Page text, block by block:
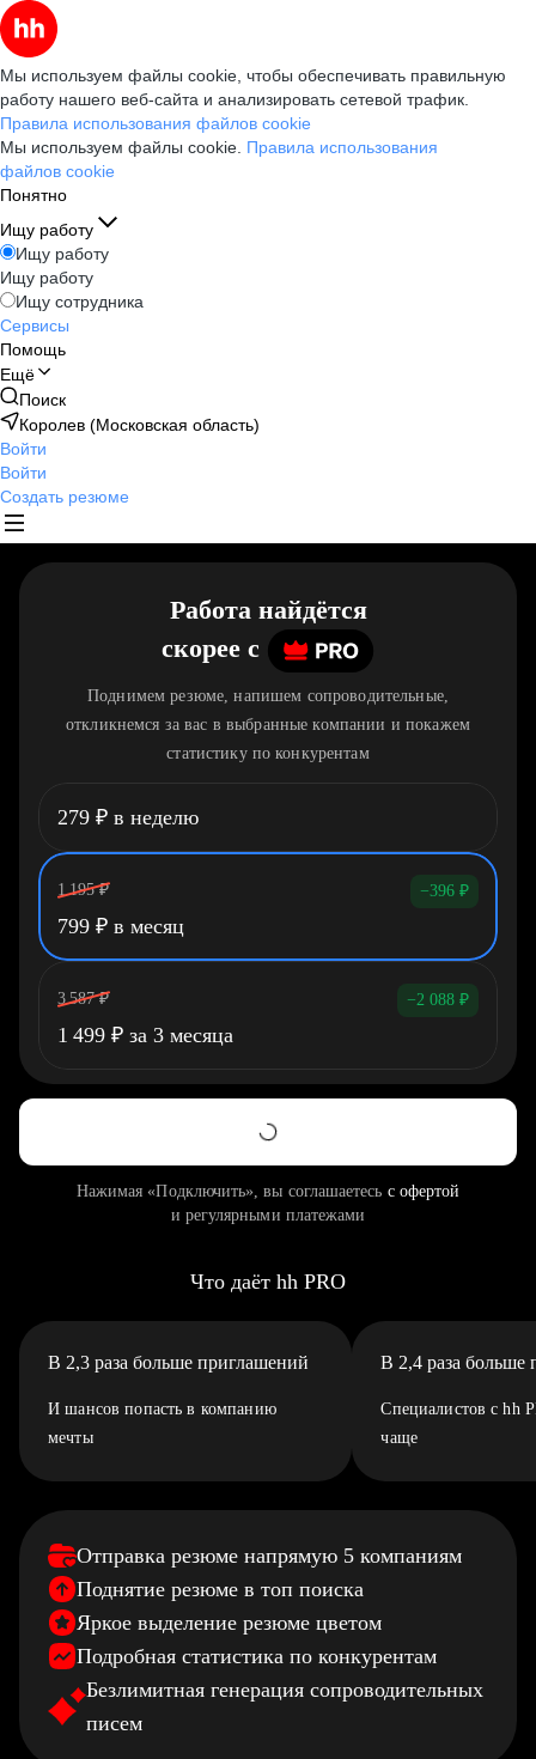
Мы используем файлы cookie, чтобы обеспечивать правильную
работу нашего веб-сайта и анализировать сетевой трафик.
Правила использования файлов cookie
Мы используем файлы cookie. Правила использования
файлов cookie
Понятно
Ищу работу
Ищу работу
Ищу работу
Ищу сотрудника
Сервисы
Помощь
Ещё
Поиск
Королев (Московская область)
Войти
Войти
Создать резюме
Работа найдётся
скорее c
Поднимем резюме, напишем сопроводительные,
откликнемся за вас в выбранные компании и покажем
статистику по конкурентам
279 ₽ в неделю
1 195 ₽ −396 ₽
799 ₽ в месяц
3 587 ₽ −2 088 ₽
1 499 ₽ за 3 месяца
Нажимая «Подключить», вы соглашаетесь с офертой
и регулярными платежами
Что даёт hh PRO
В 2,3 раза больше приглашений
И шансов попасть в компанию
мечты
В 2,4 раза больше
Специалистов с hh
чаще
Отправка резюме напрямую 5 компаниям
Поднятие резюме в топ поиска
Яркое выделение резюме цветом
Подробная статистика по конкурентам
Безлимитная генерация сопроводительных
писем